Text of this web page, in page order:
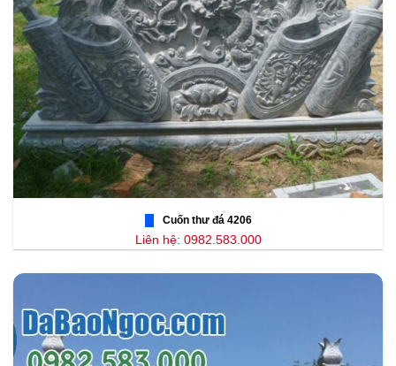
Cuốn thư đá 4206
Liên hệ: 0982.583.000